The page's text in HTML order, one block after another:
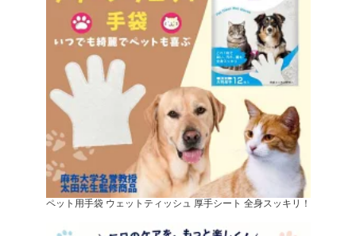
ペット用手袋 ウェットティッシュ 厚手シート 全身スッキリ！